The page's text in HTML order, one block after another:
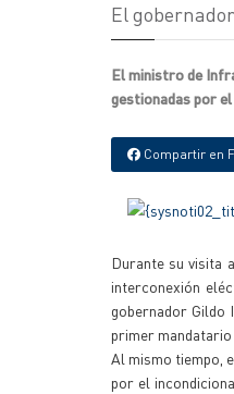
El
El ministro de
gestionadas por
Compartir en
Durante su visita
interconexión
gobernador Gildo
primer
Al mismo tiempo,
por el